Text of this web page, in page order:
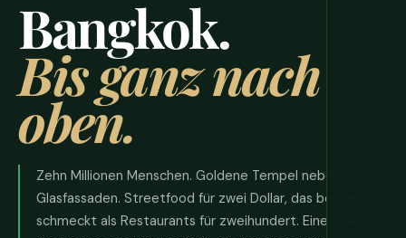
Bangkok.
Bis ganz nach
oben.
Zehn Millionen Menschen. Goldene Tempel neben
Glasfassaden. Streetfood für zwei Dollar, das besser
schmeckt als Restaurants für zweihundert. Eine Stadt,